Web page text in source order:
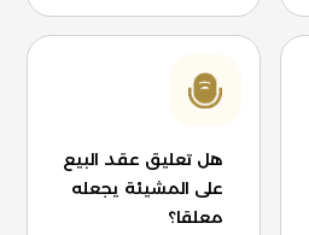
هل تعليق عقد البيع
على المشيئة يجعله
معلقا؟